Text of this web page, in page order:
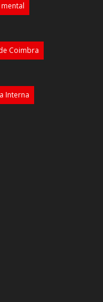
Coimbra
Interna